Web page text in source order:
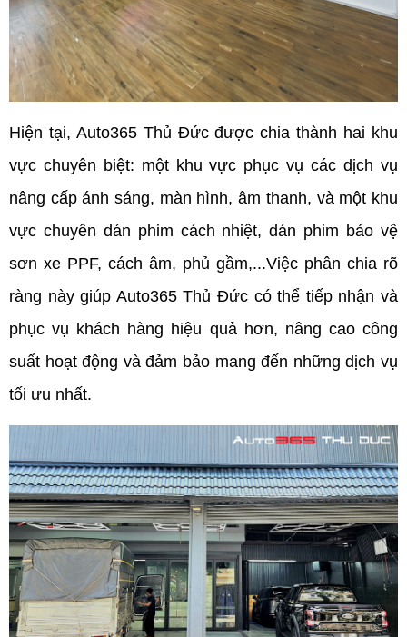
Hiện tại, Auto365 Thủ Đức được chia thành hai khu
vực chuyên biệt: một khu vực phục vụ các dịch vụ
nâng cấp ánh sáng, màn hình, âm thanh, và một khu
vực chuyên dán phim cách nhiệt, dán phim bảo vệ
sơn xe PPF, cách âm, phủ gầm,...Việc phân chia rõ
ràng này giúp Auto365 Thủ Đức có thể tiếp nhận và
phục vụ khách hàng hiệu quả hơn, nâng cao công
suất hoạt động và đảm bảo mang đến những dịch vụ
tối ưu nhất.